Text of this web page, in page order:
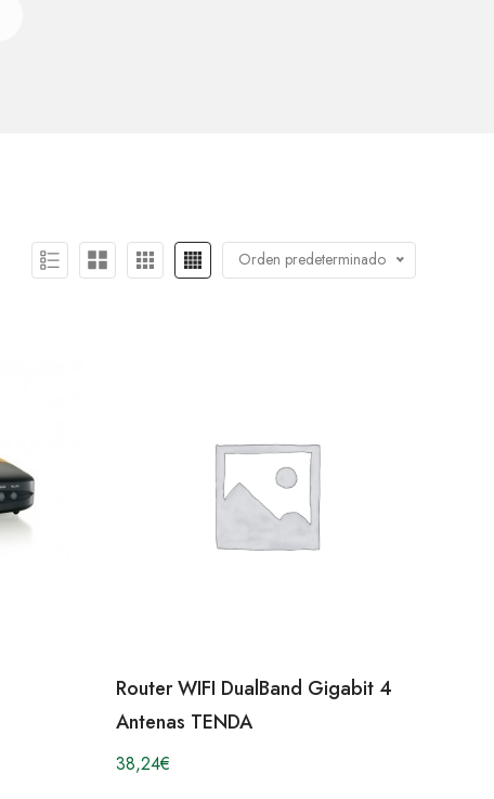
Orden predeterminado
Router WIFI DualBand Gigabit 4
Antenas TENDA
38,24€